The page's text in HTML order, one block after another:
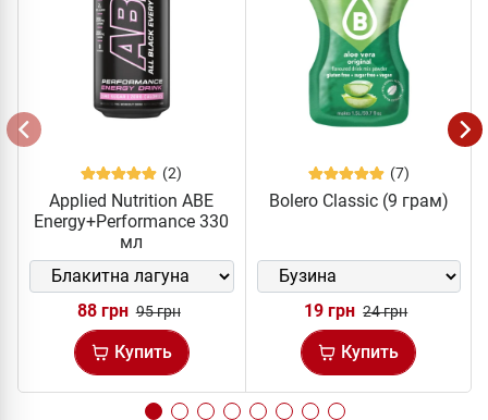
(2)
Applied Nutrition ABE
Energy+Performance 330
мл
88 грн 95 грн
Купить
(7)
Bolero Classic (9 грам)
19 грн 24 грн
Купить